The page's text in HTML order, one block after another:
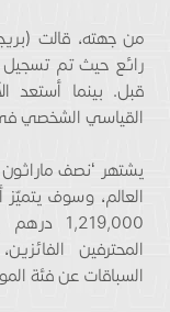
من جهته، قالت
رائع حيث تم تسجيل
قبل. بينما أستعد
القياسي الشخصي في
يشتهر ‘نصف
العالم، وسوف
المحترفين
السباقات عن فئة